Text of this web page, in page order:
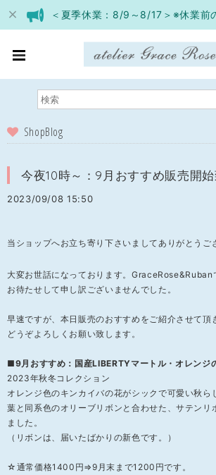
＜夏季休業：8/9～8/17＞※休業
ShopBlog
今夜10時～：9月おすすめ販売開始
2023/09/08 15:50
当ショップへお立ち寄り下さいましてありがとうご
大変お世話になっております。GraceRose&Ruban
お待たせして申し訳ございませんでした。
早速ですが、本日販売のおすすめをご紹介させて頂
どうぞよろしくお願い致します。
■9月おすすめ：国産LIBERTYマートル・オレンジ
2023年秋冬コレクション
オレンジ色のキンカイバの花がシックで可愛い秋ら
葉と同系色のオリーブリボンと合わせた、サテンリ
ました。
（リボンは、届いたばかりの新色です。）
☆通常価格1400円⇒9月末まで1200円です。